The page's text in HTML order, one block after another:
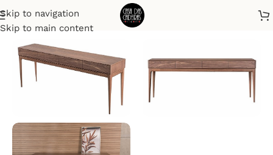
Skip to navigation
Skip to main content
Início Aparadores